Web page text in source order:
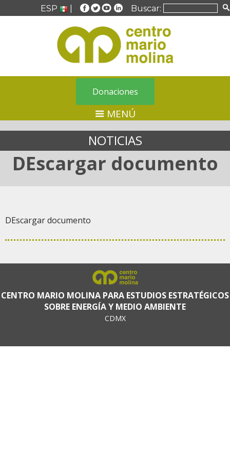
ESP Buscar:
Donaciones
MENÚ
NOTICIAS
DEscargar documento
DEscargar documento
CENTRO MARIO MOLINA PARA ESTUDIOS ESTRATÉGICOS
SOBRE ENERGÍA Y MEDIO AMBIENTE
CDMX